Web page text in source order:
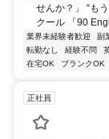
せんか？」 “も
クール 「90
業界未経験者歓迎 副
転勤なし
経験不問
在宅OK
ブランクOK
正社員